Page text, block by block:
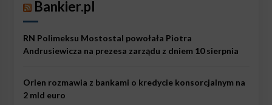
Bankier.pl
RN Polimeksu Mostostal powołała Piotra
Andrusiewicza na prezesa zarządu z dniem 10 sierpnia
Orlen rozmawia z bankami o kredycie konsorcjalnym na
2 mld euro